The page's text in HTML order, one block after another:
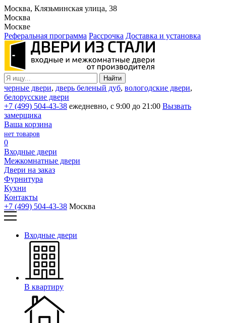
Москва, Клязьминская улица, 38
Москва
Москве
Реферальная программа Рассрочка Доставка и установка
черные двери, дверь беленый дуб, вологодские двери,
белорусские двери
+7 (499) 504-43-38 ежедневно, с 9:00 до 21:00 Вызвать
замерщика
Ваша корзина
нет товаров
0
Входные двери
Межкомнатные двери
Двери на заказ
Фурнитура
Кухни
Контакты
+7 (499) 504-43-38 Москва
Входные двери
В квартиру